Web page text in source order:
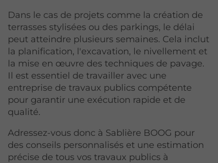
Dans le cas de projets comme la création de
terrasses stylisées ou des parkings, le délai
peut atteindre plusieurs semaines. Cela inclut
la planification, l'excavation, le nivellement et
la mise en œuvre des techniques de pavage.
Il est essentiel de travailler avec une
entreprise de travaux publics compétente
pour garantir une exécution rapide et de
qualité.
Adressez-vous donc à Sablière BOOG pour
des conseils personnalisés et une estimation
précise de tous vos travaux publics à